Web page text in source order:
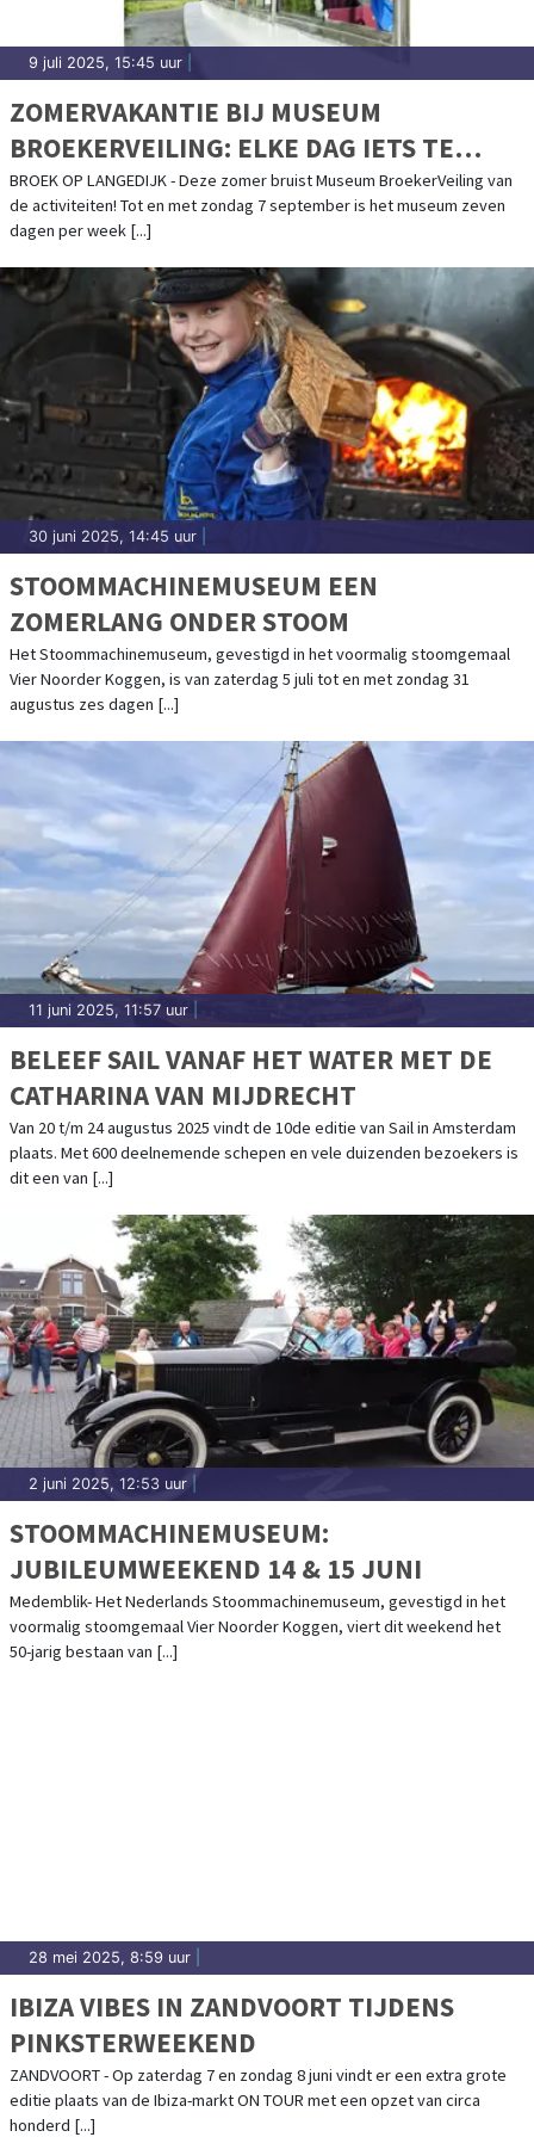
9 juli 2025, 15:45 uur
ZOMERVAKANTIE BIJ MUSEUM
BROEKERVEILING: ELKE DAG IETS TE
BELEVEN!
BROEK OP LANGEDIJK - Deze zomer bruist Museum BroekerVeiling van
de activiteiten! Tot en met zondag 7 september is het museum zeven
dagen per week [...]
30 juni 2025, 14:45 uur
STOOMMACHINEMUSEUM EEN
ZOMERLANG ONDER STOOM
Het Stoommachinemuseum, gevestigd in het voormalig stoomgemaal
Vier Noorder Koggen, is van zaterdag 5 juli tot en met zondag 31
augustus zes dagen [...]
11 juni 2025, 11:57 uur
BELEEF SAIL VANAF HET WATER MET DE
CATHARINA VAN MIJDRECHT
Van 20 t/m 24 augustus 2025 vindt de 10de editie van Sail in Amsterdam
plaats. Met 600 deelnemende schepen en vele duizenden bezoekers is
dit een van [...]
2 juni 2025, 12:53 uur
STOOMMACHINEMUSEUM:
JUBILEUMWEEKEND 14 & 15 JUNI
Medemblik- Het Nederlands Stoommachinemuseum, gevestigd in het
voormalig stoomgemaal Vier Noorder Koggen, viert dit weekend het
50-jarig bestaan van [...]
28 mei 2025, 8:59 uur
IBIZA VIBES IN ZANDVOORT TIJDENS
PINKSTERWEEKEND
ZANDVOORT - Op zaterdag 7 en zondag 8 juni vindt er een extra grote
editie plaats van de Ibiza-markt ON TOUR met een opzet van circa
honderd [...]